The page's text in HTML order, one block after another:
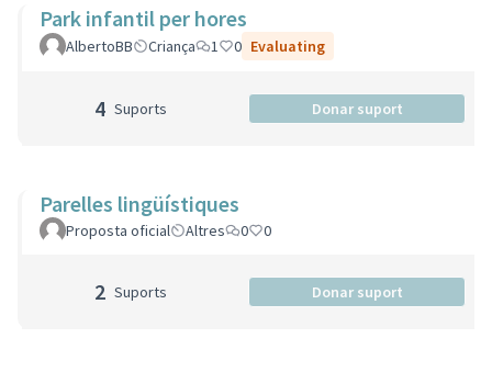
Park infantil per hores
AlbertoBB Criança 1 0 Evaluating
4 Suports Donar suport
Parelles lingüístiques
Proposta oficial Altres 0 0
2 Suports Donar suport